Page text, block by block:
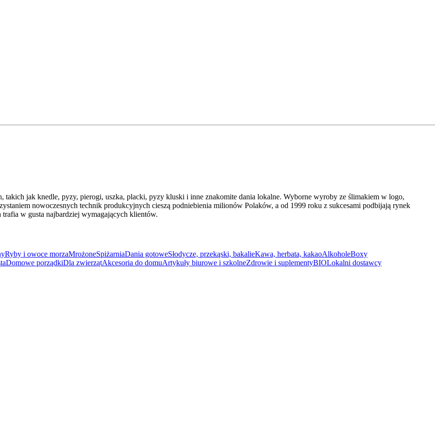
Ryby i owoce morzaMrożoneSpiżarniaDania gotoweSłodycze, przekąski, bakalieKawa, herbata, kakaoAlkoholeBoxy
Domowe porządkiDla zwierzątAkcesoria do domuArtykuły biurowe i szkolneZdrowie i suplementyBIOLokalni dostawcy
jak knedle, pyzy, pierogi, uszka, placki, pyzy kluski i inne znakomite dania lokalne. Wyborne wyroby ze ślimakiem w logo,
nowoczesnych technik produkcyjnych cieszą podniebienia milionów Polaków, a od 1999 roku z sukcesami podbijają rynek
w gusta najbardziej wymagających klientów.